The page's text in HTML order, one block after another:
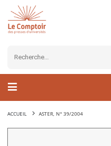
ACCUEIL ASTER, N° 39/2004